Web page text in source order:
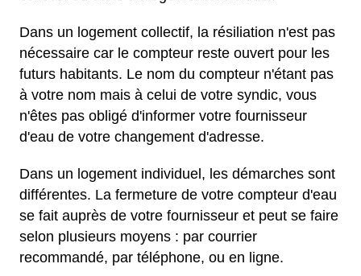
Dans un logement collectif, la résiliation n'est pas
nécessaire car le compteur reste ouvert pour les
futurs habitants. Le nom du compteur n'étant pas
à votre nom mais à celui de votre syndic, vous
n'êtes pas obligé d'informer votre fournisseur
d'eau de votre changement d'adresse.
Dans un logement individuel, les démarches sont
différentes. La fermeture de votre compteur d'eau
se fait auprès de votre fournisseur et peut se faire
selon plusieurs moyens : par courrier
recommandé, par téléphone, ou en ligne.